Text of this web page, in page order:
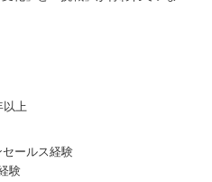
以上
ールス経験
験